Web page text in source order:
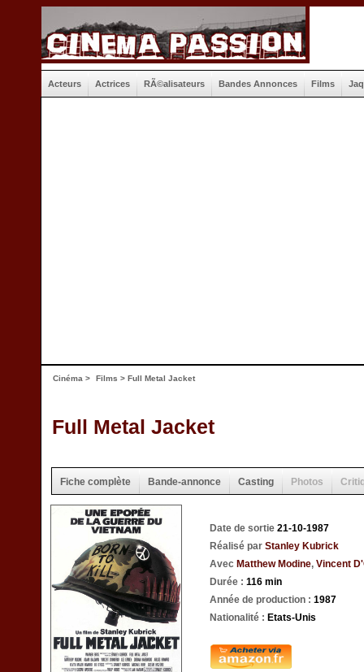
Acteurs Actrices RÃ©alisateurs Bandes Annonces Films
Cinéma > Films > Full Metal Jacket
Full Metal Jacket
Fiche complète Bande-annonce Casting Photos
Date de sortie 21-10-1987
Réalisé par Stanley Kubrick
Avec Matthew Modine, Vincent
Durée : 116 min
Année de production : 1987
Nationalité : Etats-Unis